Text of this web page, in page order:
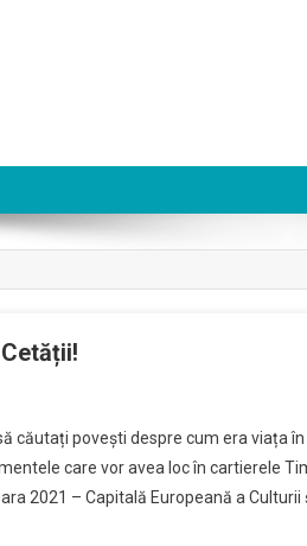
căutați povești despre cum era viața
care vor avea loc în cartierele
2021 – Capitală Europeană a Culturii